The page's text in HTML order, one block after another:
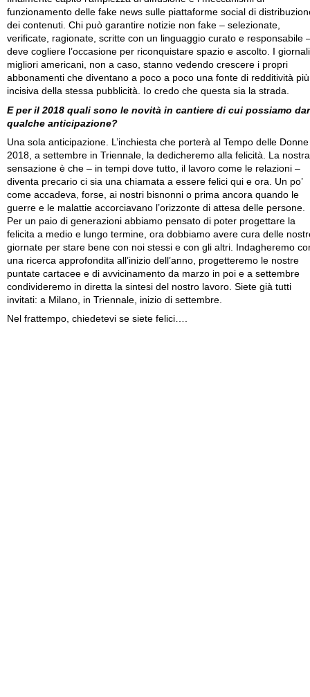
funzionamento delle fake news sulle piattaforme social di
dei contenuti. Chi può garantire notizie non fake – selezionate,
verificate, ragionate, scritte con un linguaggio curato e responsabile
deve cogliere l’occasione per riconquistare spazio e ascolto. I giornali
migliori americani, non a caso, stanno vedendo crescere i propri
abbonamenti che diventano a poco a poco una fonte di redditività più
incisiva della stessa pubblicità. Io credo che questa sia la strada.
E per il 2018 quali sono le novità in cantiere di cui possiamo
qualche anticipazione?
Una sola anticipazione. L’inchiesta che porterà al Tempo delle Donne
2018, a settembre in Triennale, la dedicheremo alla felicità. La nostra
sensazione è che – in tempi dove tutto, il lavoro come le relazioni –
diventa precario ci sia una chiamata a essere felici qui e ora. Un po’
come accadeva, forse, ai nostri bisnonni o prima ancora quando le
guerre e le malattie accorciavano l’orizzonte di attesa delle persone.
Per un paio di generazioni abbiamo pensato di poter progettare la
felicita a medio e lungo termine, ora dobbiamo avere cura delle
giornate per stare bene con noi stessi e con gli altri. Indagheremo
una ricerca approfondita all’inizio dell’anno, progetteremo le nostre
puntate cartacee e di avvicinamento da marzo in poi e a settembre
condivideremo in diretta la sintesi del nostro lavoro. Siete già tutti
invitati: a Milano, in Triennale, inizio di settembre.
Nel frattempo, chiedetevi se siete felici….